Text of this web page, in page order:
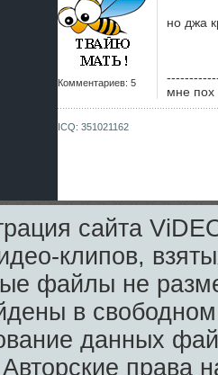
Комментариев: 5
но джа
мне пох
ICQ: 351021162
сайта
клипов,
файлы не
в
данных
права